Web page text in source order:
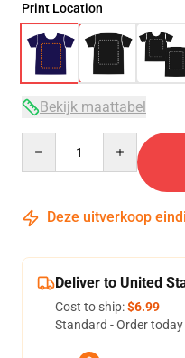
Print Location
Bekijk maattabel
Deze uitverkoop
Deliver to United
Cost to ship:$6.99
Standard - Order